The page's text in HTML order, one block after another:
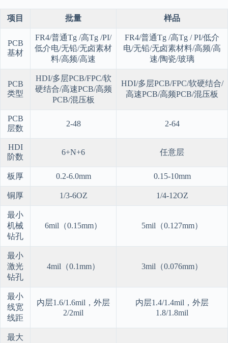
项目 批量 样品
PCB
基材
FR4/普通Tg /高Tg /PI/
低介电/无铅/无卤素材
料/高频/高速
FR4/普通Tg /高Tg / PI/低介
电/无铅/无卤素材料/高频/高
速/陶瓷/玻璃
PCB
类型
HDI/多层PCB/FPC/软
硬结合/高速PCB/高频
PCB/混压板
HDI/多层PCB/FPC/软硬结合/
高速PCB/高频PCB/混压板
PCB
层数
2-48 2-64
HDI
阶数
6+N+6 任意层
板厚 0.2-6.0mm 0.15-10mm
铜厚 1/3-6OZ 1/4-12OZ
最小
机械
钻孔
6mil（0.15mm） 5mil（0.127mm）
最小
激光
钻孔
4mil（0.1mm） 3mil（0.076mm）
最小
线宽
线距
内层1.6/1.6mil，外层
2/2mil
内层1.4/1.4mil，外层
1.8/1.8mil
最大